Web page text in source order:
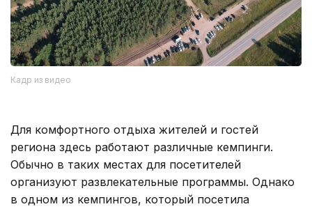
Кадр из видео
Для комфортного отдыха жителей и гостей
региона здесь работают различные кемпинги.
Обычно в таких местах для посетителей
организуют развлекательные программы. Однако
в одном из кемпингов, который посетила